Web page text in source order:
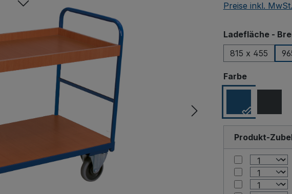
an Drittanbieter
Preise inkl.
Ladefläche -
815 x 455
Farbeauswählen
Produkt-